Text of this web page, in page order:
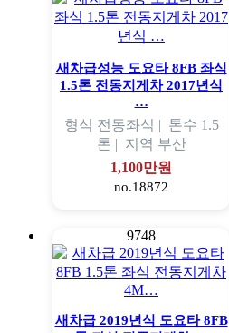
새차급성능 도요타 8FB 좌식
1.5톤 전동지게차 2017년식
…
형식 전동좌식 | 톤수 1.5
톤 | 지역 부산
1,100만원
no.18872
9748
새차급 2019년식 도요타 8FB